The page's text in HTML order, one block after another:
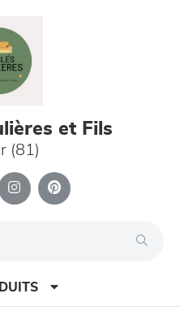
et Fils
(81)